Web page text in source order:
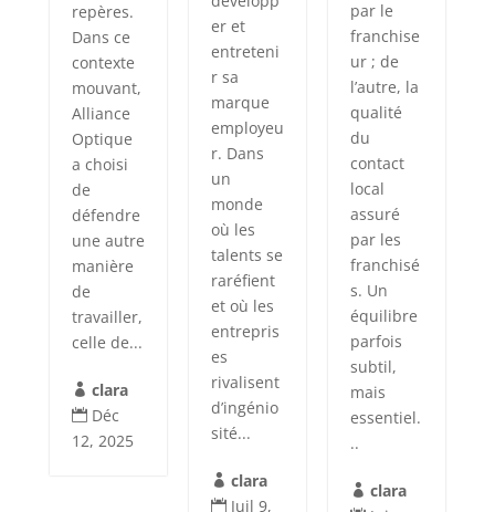
repères.
Dans ce
contexte
mouvant,
Alliance
Optique
a choisi
de
défendre
une autre
manière
de
travailler,
celle de...
 clara
 Déc
12, 2025
er et
entreteni
r sa
marque
employeu
r. Dans
un
monde
où les
talents se
raréfient
et où les
entrepris
es
rivalisent
d’ingénio
sité...
 clara
 Juil 9,
par le
franchise
ur ; de
l’autre, la
qualité
du
contact
local
assuré
par les
franchisé
s. Un
équilibre
parfois
subtil,
mais
essentiel.
..
 clara